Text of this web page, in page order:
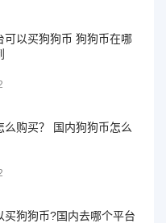
可以买狗狗币 狗狗币在哪
么购买？ 国内狗狗币怎么
买狗狗币?国内去哪个平台